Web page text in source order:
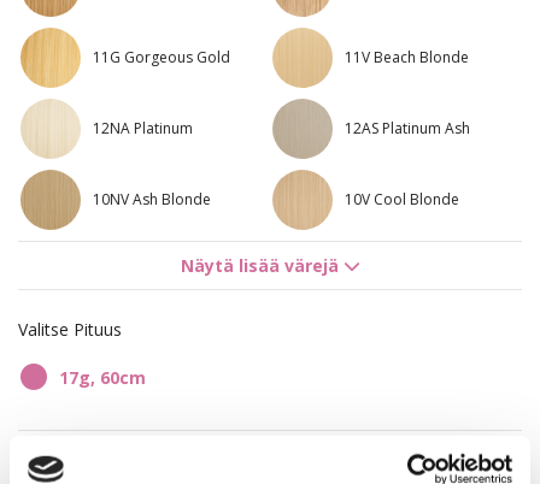
11G Gorgeous Gold 11V Beach Blonde
12NA Platinum 12AS Platinum Ash
10NV Ash Blonde 10V Cool Blonde
10AS Titanium Blonde 5RV Red Passion
8R Bright Red
7BN/10B Sandy Brown
Näytä lisää värejä
Valitse Pituus
17g, 60cm